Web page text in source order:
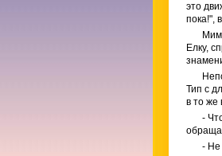
это
пока!",
Елку,
Тип с
в то же
-
- Не